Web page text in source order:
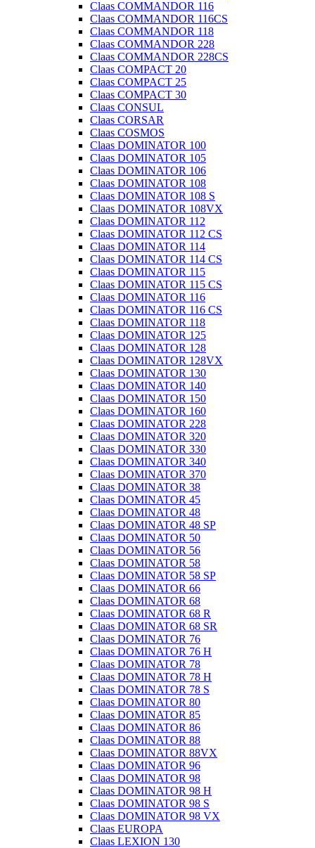
Claas COMMANDOR 116
Claas COMMANDOR 116CS
Claas COMMANDOR 118
Claas COMMANDOR 228
Claas COMMANDOR 228CS
Claas COMPACT 20
Claas COMPACT 25
Claas COMPACT 30
Claas CONSUL
Claas CORSAR
Claas COSMOS
Claas DOMINATOR 100
Claas DOMINATOR 105
Claas DOMINATOR 106
Claas DOMINATOR 108
Claas DOMINATOR 108 S
Claas DOMINATOR 108VX
Claas DOMINATOR 112
Claas DOMINATOR 112 CS
Claas DOMINATOR 114
Claas DOMINATOR 114 CS
Claas DOMINATOR 115
Claas DOMINATOR 115 CS
Claas DOMINATOR 116
Claas DOMINATOR 116 CS
Claas DOMINATOR 118
Claas DOMINATOR 125
Claas DOMINATOR 128
Claas DOMINATOR 128VX
Claas DOMINATOR 130
Claas DOMINATOR 140
Claas DOMINATOR 150
Claas DOMINATOR 160
Claas DOMINATOR 228
Claas DOMINATOR 320
Claas DOMINATOR 330
Claas DOMINATOR 340
Claas DOMINATOR 370
Claas DOMINATOR 38
Claas DOMINATOR 45
Claas DOMINATOR 48
Claas DOMINATOR 48 SP
Claas DOMINATOR 50
Claas DOMINATOR 56
Claas DOMINATOR 58
Claas DOMINATOR 58 SP
Claas DOMINATOR 66
Claas DOMINATOR 68
Claas DOMINATOR 68 R
Claas DOMINATOR 68 SR
Claas DOMINATOR 76
Claas DOMINATOR 76 H
Claas DOMINATOR 78
Claas DOMINATOR 78 H
Claas DOMINATOR 78 S
Claas DOMINATOR 80
Claas DOMINATOR 85
Claas DOMINATOR 86
Claas DOMINATOR 88
Claas DOMINATOR 88VX
Claas DOMINATOR 96
Claas DOMINATOR 98
Claas DOMINATOR 98 H
Claas DOMINATOR 98 S
Claas DOMINATOR 98 VX
Claas EUROPA
Claas LEXION 130